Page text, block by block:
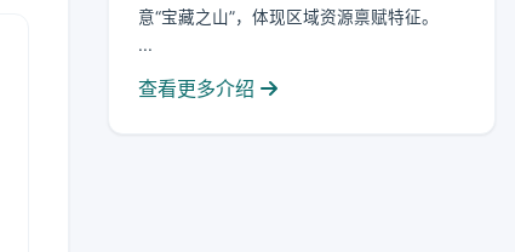
意“宝藏之山”，体现区域资源禀赋特征。
...
查看更多介绍